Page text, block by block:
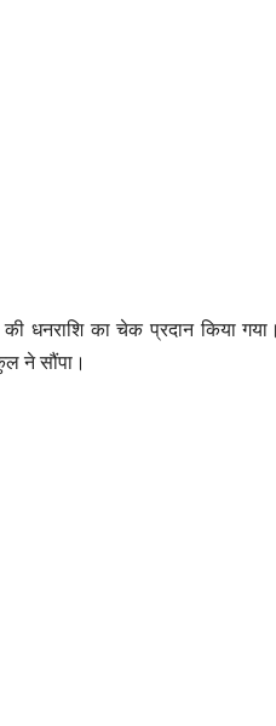
धनराशि का चेक प्रदान किया
ने सौंपा।